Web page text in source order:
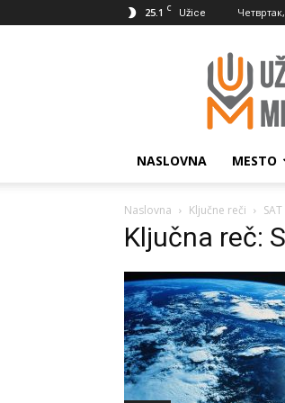
25.1 C Užice
NASLOVNA MESTO
Naslovna Ključne reči
Ključna reč: